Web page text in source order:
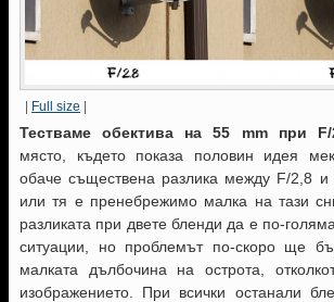
| Full size |
Тестваме обектива на 55 mm при F/
място, където показа половин идея
обаче съществена разлика между F/2,8 и
или тя е пренебрежимо малка на тази
разликата при двете бленди да е по-
ситуации, но проблемът по-скоро ще
малката дълбочина на острота,
изображението. При всички останали